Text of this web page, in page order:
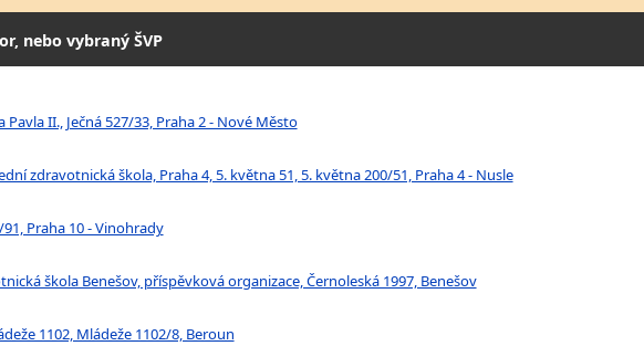
nebo vybraný ŠVP
II., Ječná 527/33, Praha 2 - Nové Město
zdravotnická škola, Praha 4, 5. května 51, 5. května 200/51, Praha 4 - Nusle
Praha 10 - Vinohrady
škola Benešov, příspěvková organizace, Černoleská 1997, Benešov
1102, Mládeže 1102/8, Beroun